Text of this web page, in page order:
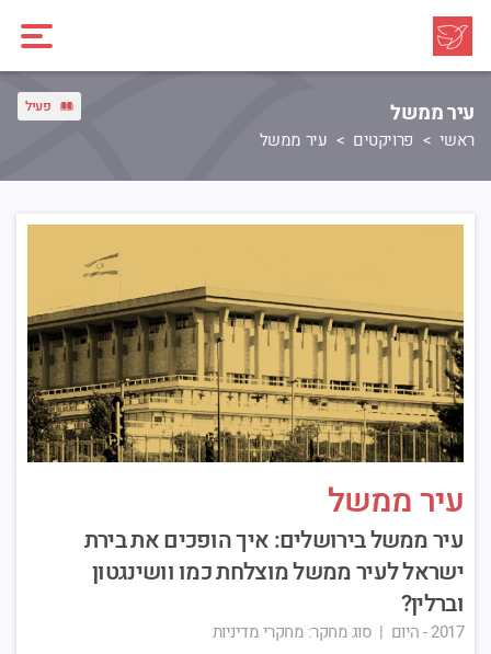
עיר ממשל
ראשי פרויקטים עיר ממשל
פעיל
עיר ממשל
עיר ממשל בירושלים: איך הופכים את בירת
ישראל לעיר ממשל מוצלחת כמו וושינגטון
וברלין?
2017 - היום | סוג מחקר: מחקרי מדיניות